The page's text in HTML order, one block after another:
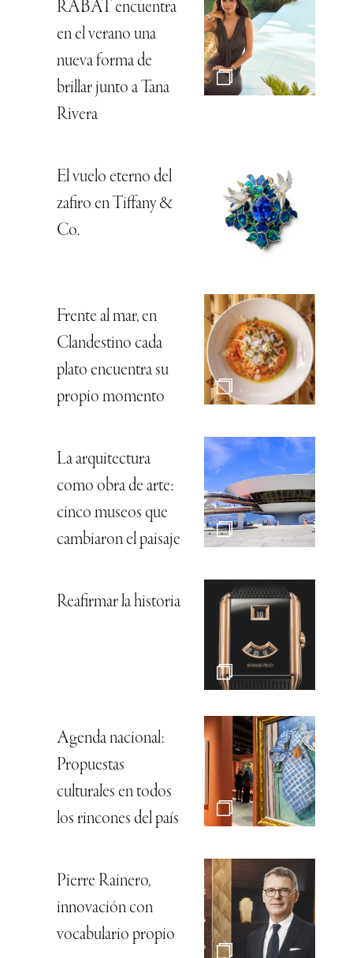
RABAT encuentra
en el verano una
nueva forma de
brillar junto a Tana
Rivera
El vuelo eterno del
zafiro en Tiffany &
Co.
Frente al mar, en
Clandestino cada
plato encuentra su
propio momento
La arquitectura
como obra de arte:
cinco museos que
cambiaron el paisaje
Reafirmar la historia
Agenda nacional:
Propuestas
culturales en todos
los rincones del país
Pierre Rainero,
innovación con
vocabulario propio